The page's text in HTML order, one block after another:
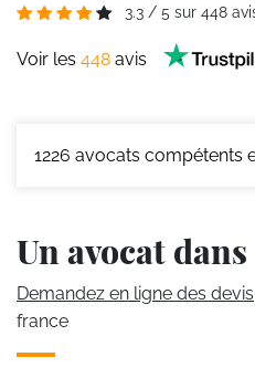
3.3 / 5 sur 448
Voir les 448 avis
1226 avocats compétents
Un avocat
Demandez en ligne des devis
france